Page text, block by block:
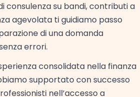
consulenza su bandi, contributi a
agevolata ti guidiamo passo
di una domanda
errori.
consolidata nella finanza
supportato con successo
nell’accesso a